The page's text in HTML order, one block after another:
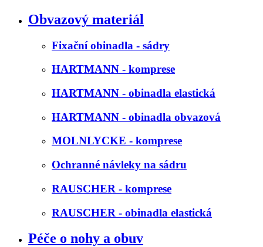
Obvazový materiál
Fixační obinadla - sádry
HARTMANN - komprese
HARTMANN - obinadla elastická
HARTMANN - obinadla obvazová
MOLNLYCKE - komprese
Ochranné návleky na sádru
RAUSCHER - komprese
RAUSCHER - obinadla elastická
Péče o nohy a obuv